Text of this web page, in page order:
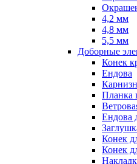
4,2 мм
4,8 мм
5,5 мм
Доборные
Конек
Ендова
Планка
Ендова
Конек
Конек